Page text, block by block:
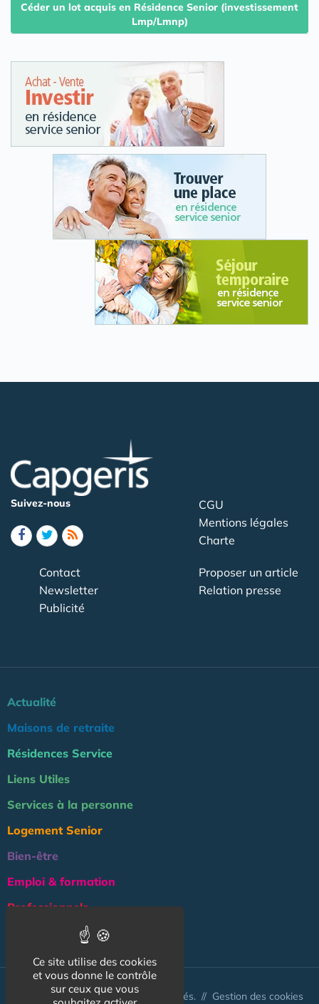
Céder un lot acquis en Résidence Senior (investissement
Lmp/Lmnp)
Suivez-nous
CGU
Mentions légales
Charte
Contact
Newsletter
Publicité
Proposer un article
Relation presse
Actualité
Maisons de retraite
Résidences Service
Liens Utiles
Services à la personne
Logement Senior
Bien-être
Emploi & formation
Professionnels
NOS AUTRES SITES :
© Australis 2026 - Tous droits réservés. // Gestion des cookies
Ce site utilise des cookies
et vous donne le contrôle
sur ceux que vous